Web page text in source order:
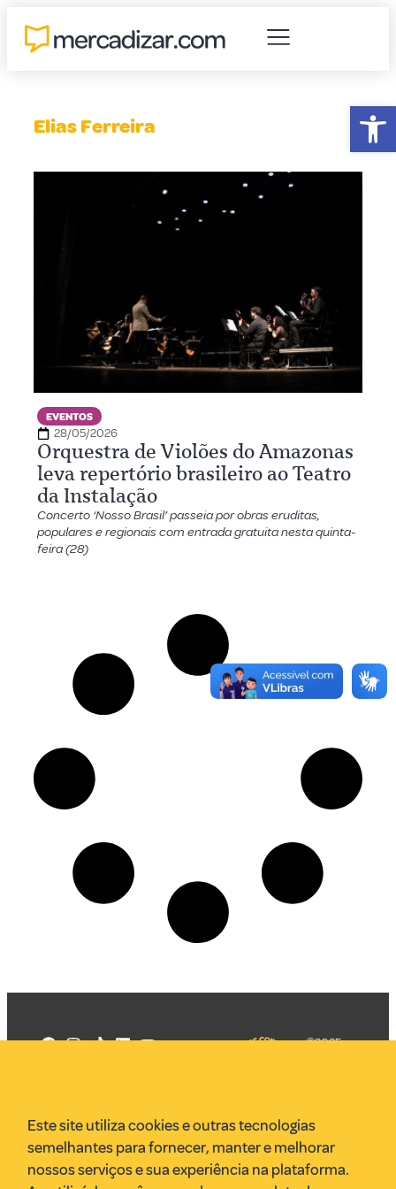
Elias Ferreira
EVENTOS
28/05/2026
Orquestra de Violões do Amazonas
leva repertório brasileiro ao Teatro
da Instalação
Concerto ‘Nosso Brasil’ passeia por obras eruditas,
populares e regionais com entrada gratuita nesta quinta-
feira (28)
VR Assessoria
Parcerias
Envie uma pauta
©2025
Este site utiliza cookies e outras tecnologias
semelhantes para fornecer, manter e melhorar
nossos serviços e sua experiência na plataforma.